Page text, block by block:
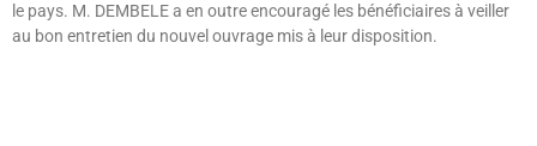
le pays. M. DEMBELE a en outre encouragé les bénéficiaires à veiller
au bon entretien du nouvel ouvrage mis à leur disposition.